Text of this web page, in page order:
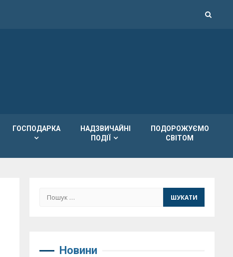
ГОСПОДАРКА
НАДЗВИЧАЙНІ
ПОДІЇ
ПОДОРОЖУЄМО
СВІТОМ
Пошук:
Новини